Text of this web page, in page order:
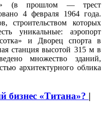
(в прошлом — трест
4 февраля 1964 года.
строительством которых
уникальные: аэропорт
и Дворец спорта в
станция высотой 315 м в
множество зданий,
архитектурного облика
бизнес «Титана»? |